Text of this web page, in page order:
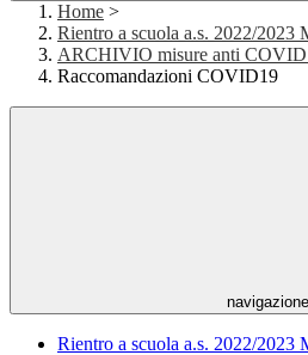
Home >
Rientro a scuola a.s. 2022/
ARCHIVIO misure anti COVID
Raccomandazioni COVID19
navigazione
Rientro a scuola a.s. 2022/